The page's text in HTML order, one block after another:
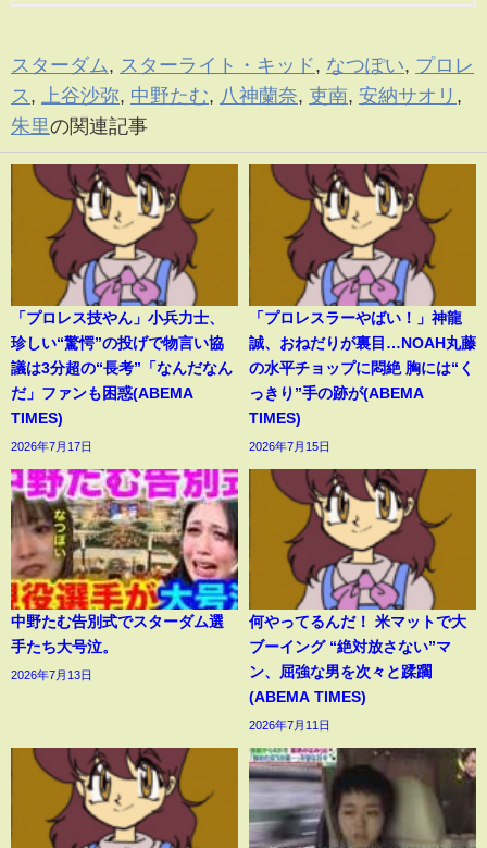
スターダム, スターライト・キッド, なつぽい, プロレ
ス , 上谷沙弥, 中野たむ, 八神蘭奈, 吏南, 安納サオリ ,
朱里の関連記事
「プロレス技やん」小兵力士、
珍しい“驚愕”の投げで物言い協
議は3分超の“長考”「なんだなん
だ」ファンも困惑(ABEMA
TIMES)
2026年7月17日
「プロレスラーやばい！」神龍
誠、おねだりが裏目…NOAH丸藤
の水平チョップに悶絶 胸には“く
っきり”手の跡が(ABEMA
TIMES)
2026年7月15日
中野たむ告別式でスターダム選
手たち大号泣。
2026年7月13日
何やってるんだ！ 米マットで大
ブーイング “絶対放さない”マ
ン、屈強な男を次々と蹂躙
(ABEMA TIMES)
2026年7月11日